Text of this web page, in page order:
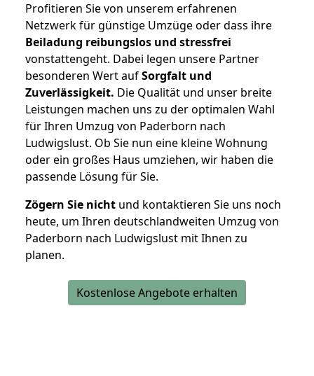
Profitieren Sie von unserem erfahrenen
Netzwerk für günstige Umzüge oder dass ihre
Beiladung reibungslos und stressfrei
vonstattengeht. Dabei legen unsere Partner
besonderen Wert aufSorgfalt und
Zuverlässigkeit. Die Qualität und unser breite
Leistungen machen uns zu der optimalen Wahl
für Ihren Umzug von Paderborn nach
Ludwigslust. Ob Sie nun eine kleine Wohnung
oder ein großes Haus umziehen, wir haben die
passende Lösung für Sie.
Zögern Sie nicht und kontaktieren Sie uns noch
heute, um Ihren deutschlandweiten Umzug von
Paderborn nach Ludwigslust mit Ihnen zu
planen.
Kostenlose Angebote erhalten